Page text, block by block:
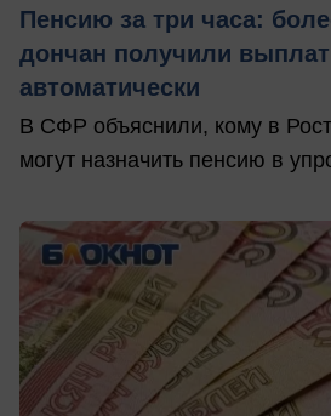
Пенсию за три часа:
дончан получили
автоматически
В СФР объяснили, кому в
могут назначить пенсию в